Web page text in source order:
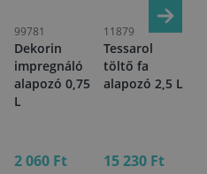
99781
Dekorin
impregnáló
alapozó 0,75
L
2 060 Ft
11879
Tessarol
töltő fa
alapozó 2,5 L
15 230 Ft